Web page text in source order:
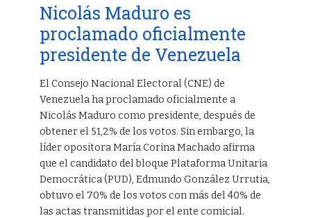
Nicolás Maduro es
proclamado oficialmente
presidente de Venezuela
El Consejo Nacional Electoral (CNE) de
Venezuela ha proclamado oficialmente a
Nicolás Maduro como presidente, después de
obtener el 51,2% de los votos. Sin embargo, la
líder opositora María Corina Machado afirma
que el candidato del bloque Plataforma Unitaria
Democrática (PUD), Edmundo González Urrutia,
obtuvo el 70% de los votos con más del 40% de
las actas transmitidas por el ente comicial.